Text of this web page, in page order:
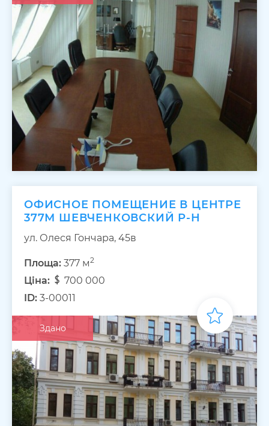
ОФИСНОЕ ПОМЕЩЕНИЕ В ЦЕНТРЕ
377М ШЕВЧЕНКОВСКИЙ Р-Н
ул. Олеся Гончара, 45в
Площа: 377 м2
Ціна:
700 000
ID: 3-00011
Здано